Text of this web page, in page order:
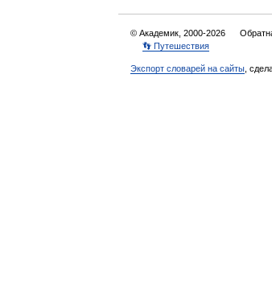
© Академик, 2000-2026
👣 Путешествия
Экспорт словарей на сайты ,